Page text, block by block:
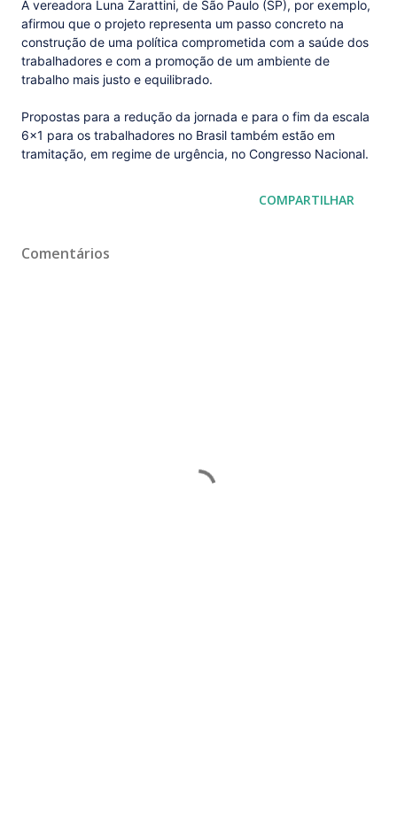
A vereadora Luna Zarattini, de São Paulo (SP), por exemplo,
afirmou que o projeto representa um passo concreto na
construção de uma política comprometida com a saúde dos
trabalhadores e com a promoção de um ambiente de
trabalho mais justo e equilibrado.
Propostas para a redução da jornada e para o fim da escala
6x1 para os trabalhadores no Brasil também estão em
tramitação, em regime de urgência, no Congresso Nacional.
COMPARTILHAR
Comentários